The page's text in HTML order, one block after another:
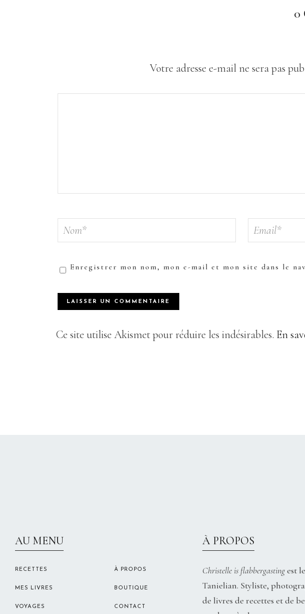
0
Votre adresse e-mail ne sera pas
Enregistrer mon nom, mon e-mail et mon site dans le
Ce site utilise Akismet pour réduire les indésirables. En
AU MENU
RECETTES
MES LIVRES
VOYAGES
À PROPOS
BOUTIQUE
CONTACT
À PROPOS
Christelle is flabbergastingest
Tanielian. Styliste,
de livres de recettes et de